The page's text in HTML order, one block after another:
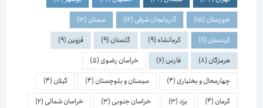
خوزستان(15) آذربایجان شرقی(12) سمنان(12)
کردستان(11) کرمانشاه(9) گلستان(9) قزوین(9)
هرمزگان(8) فارس(6) خراسان رضوی(5)
چهارمحال و بختیاری(4) سیستان و بلوچستان(4) گیلان(4)
کرمان(4)
(3) خراسان جنوبی(3) خراسان شمالی(2)